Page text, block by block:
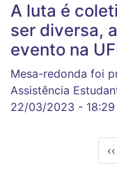
A luta é
ser diversa,
evento na
Mesa-redonda foi
Assistência
22/03/2023 - 18:29
‹‹